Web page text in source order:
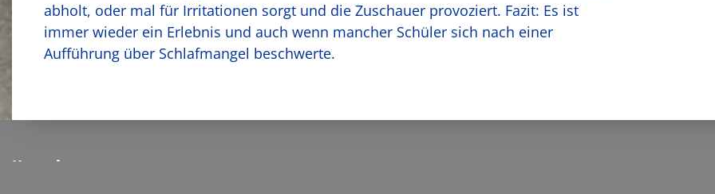
abholt, oder mal für Irritationen sorgt und die Zuschauer provoziert. Fazit: Es ist
immer wieder ein Erlebnis und auch wenn mancher Schüler sich nach einer
Aufführung über Schlafmangel beschwerte.
Kontakt